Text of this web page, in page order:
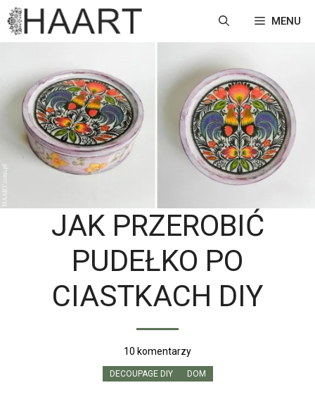
Przejdź
do
treści
MENU
JAK PRZEROBIĆ
PUDEŁKO PO
CIASTKACH DIY
10 komentarzy
DECOUPAGE DIY DOM